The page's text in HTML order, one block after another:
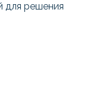
для решения